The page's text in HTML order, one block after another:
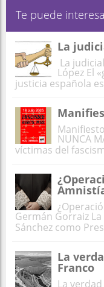
Te puede
La
La
López El
justicia española
NUNCA
víctimas del
Germán Gorraiz
Sánchez como
La
Franco
La